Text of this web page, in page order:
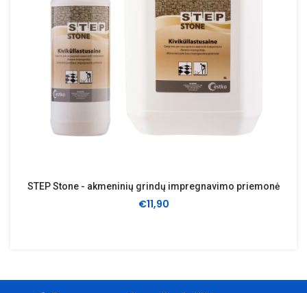
STEP Stone - akmeninių grindų impregnavimo priemonė
€11,90